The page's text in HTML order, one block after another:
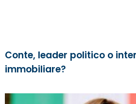
Conte, leader politico o
immobiliare?